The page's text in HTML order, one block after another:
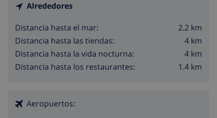
Alrededores
Distancia hasta el mar:
2.2 km
Distancia hasta las tiendas:
4 km
Distancia hasta la vida nocturna:
4 km
Distancia hasta los restaurantes:
1.4 km
Aeropuertos: